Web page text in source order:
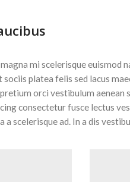
mi scelerisque euismod
sociis platea felis sed lacus
orci vestibulum aenean
consectetur fusce lectus
a scelerisque ad. In a dis